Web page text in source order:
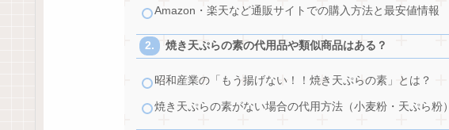
Amazon・楽天など通販サイトでの購入方法と最安値情報
焼き天ぷらの素の代用品や類似商品はある？
昭和産業の「もう揚げない！！焼き天ぷらの素」とは？
焼き天ぷらの素がない場合の代用方法（小麦粉・天ぷら粉）